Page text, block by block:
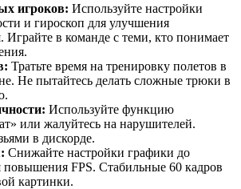
игроков: Используйте настройки
и гироскоп для улучшения
Играйте в команде с теми, кто понимает
Тратьте время на тренировку полетов в
Не пытайтесь делать сложные трюки в
Используйте функцию
или жалуйтесь на нарушителей.
в дискорде.
Снижайте настройки графики до
FPS. Стабильные 60 кадров
картинки.